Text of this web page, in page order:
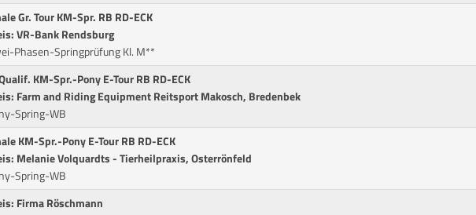
Gr. Tour KM-Spr. RB RD-ECK
VR-Bank Rendsburg
Phasen-Springprüfung Kl. M**
KM-Spr.-Pony E-Tour RB RD-ECK
Farm and Riding Equipment Reitsport Makosch, Bredenbek
Spring-WB
KM-Spr.-Pony E-Tour RB RD-ECK
Melanie Volquardts - Tierheilpraxis, Osterrönfeld
Spring-WB
Firma Röschmann